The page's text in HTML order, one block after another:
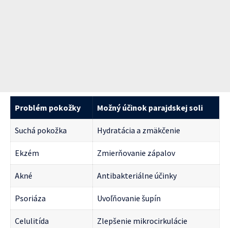
Problém pokožky Možný účinok parajdskej soli
Suchá pokožka Hydratácia a zmäkčenie
Ekzém Zmierňovanie zápalov
Akné Antibakteriálne účinky
Psoriáza Uvoľňovanie šupín
Celulitída Zlepšenie mikrocirkulácie